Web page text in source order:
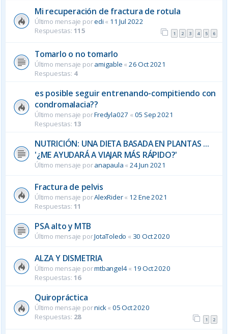
Mi recuperación de fractura de rotula
Último mensaje poredi « 11 Jul 2022
Respuestas: 115 1 2 3 4 5 6
Tomarlo o no tomarlo
Último mensaje poramigable «26 Oct 2021
Respuestas: 4
es posible seguir entrenando-compitiendo con
condromalacia??
Último mensaje porFredyla027 « 05 Sep 2021
Respuestas: 13
NUTRICIÓN: UNA DIETA BASADA EN PLANTAS ...
'¿ME AYUDARÁ A VIAJAR MÁS RÁPIDO?'
Último mensaje poranapaula «24 Jun 2021
Fractura de pelvis
Último mensaje porAlexRider« 12 Ene 2021
Respuestas: 11
PSA alto y MTB
Último mensaje porJotaToledo « 30 Oct 2020
ALZA Y DISMETRIA
Último mensaje pormtbangel4« 19 Oct 2020
Respuestas: 16
Quiropráctica
Último mensaje pornick« 05 Oct 2020
Respuestas: 28 1 2